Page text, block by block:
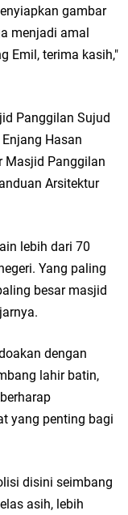
Kedamean Bantu
Gedung C
dan Pasar Ahad
Hewan
Bagikan Daging
Balongpanggang
Minggu, 9 Agustus
gambar
menjadi amal
Emil, terima kasih,"
Panggilan Sujud
Hasan
Masjid Panggilan
Arsitektur
lebih dari 70
Yang paling
besar masjid
dengan
lahir batin,
yang penting bagi
disini seimbang
asih, lebih